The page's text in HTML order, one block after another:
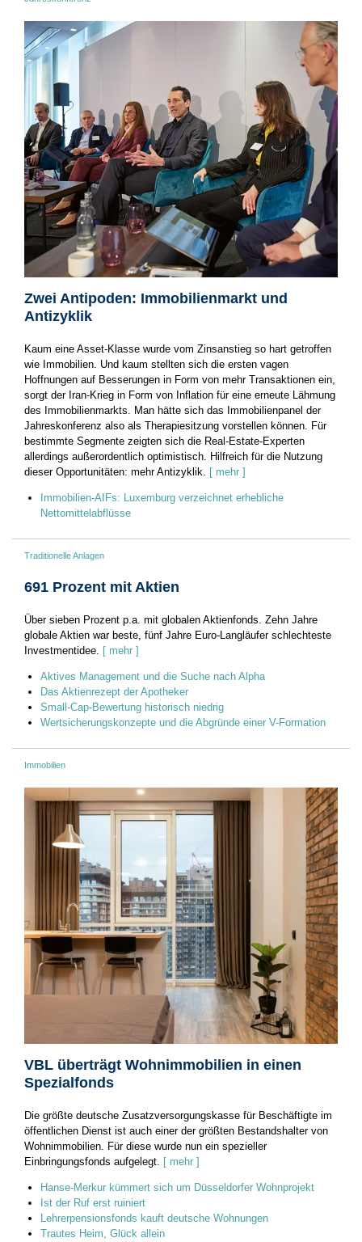
Zwei Antipoden: Immobilienmarkt und
Antizyklik
Kaum eine Asset-Klasse wurde vom Zinsanstieg so hart getroffen
wie Immobilien. Und kaum stellten sich die ersten vagen
Hoffnungen auf Besserungen in Form von mehr Transaktionen ein,
sorgt der Iran-Krieg in Form von Inflation für eine erneute Lähmung
des Immobilienmarkts. Man hätte sich das Immobilienpanel der
Jahreskonferenz also als Therapiesitzung vorstellen können. Für
bestimmte Segmente zeigten sich die Real-Estate-Experten
allerdings außerordentlich optimistisch. Hilfreich für die Nutzung
dieser Opportunitäten: mehr Antizyklik.
[ mehr ]
Immobilien-AIFs: Luxemburg verzeichnet erhebliche
Nettomittelabflüsse
Traditionelle Anlagen
691 Prozent mit Aktien
Über sieben Prozent p.a. mit globalen Aktienfonds. Zehn Jahre
globale Aktien war beste, fünf Jahre Euro-Langläufer schlechteste
Investmentidee.
[ mehr ]
Aktives Management und die Suche nach Alpha
Das Aktienrezept der Apotheker
Small-Cap-Bewertung historisch niedrig
Wertsicherungskonzepte und die Abgründe einer V-Formation
Immobilien
VBL überträgt Wohnimmobilien in einen
Spezialfonds
Die größte deutsche Zusatzversorgungskasse für Beschäftigte im
öffentlichen Dienst ist auch einer der größten Bestandshalter von
Wohnimmobilien. Für diese wurde nun ein spezieller
Einbringungsfonds aufgelegt. [ mehr ]
Hanse-Merkur kümmert sich um Düsseldorfer Wohnprojekt
Ist der Ruf erst ruiniert
Lehrerpensionsfonds kauft deutsche Wohnungen
Trautes Heim, Glück allein